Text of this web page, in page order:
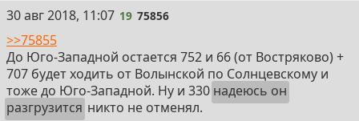
19
30 авг 2018, 11:07 19 75856
>>75855
До Юго-Западной остается 752 и 66 (от Востряково) +
707 будет ходить от Волынской по Солнцевскому и
тоже до Юго-Западной. Ну и 330 надеюсь он
разгрузится никто не отменял.